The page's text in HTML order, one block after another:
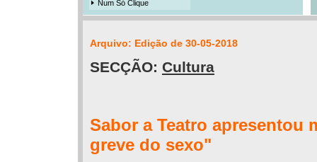
Num Só Clique
Arquivo: Edição de 30-05-2018
SECÇÃO: Cultura
Sabor a Teatro apresentou
greve do sexo"